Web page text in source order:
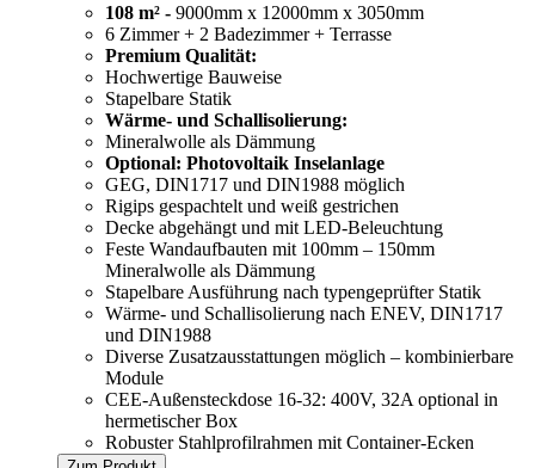
108 m² - 9000mm x 12000mm x 3050mm
6 Zimmer + 2 Badezimmer + Terrasse
Premium Qualität:
Hochwertige Bauweise
Stapelbare Statik
Wärme- und Schallisolierung:
Mineralwolle als Dämmung
Optional: Photovoltaik Inselanlage
GEG, DIN1717 und DIN1988 möglich
Rigips gespachtelt und weiß gestrichen
Decke abgehängt und mit LED-Beleuchtung
Feste Wandaufbauten mit 100mm – 150mm
Mineralwolle als Dämmung
Stapelbare Ausführung nach typengeprüfter Statik
Wärme- und Schallisolierung nach ENEV, DIN1717
und DIN1988
Diverse Zusatzausstattungen möglich – kombinierbare
Module
CEE-Außensteckdose 16-32: 400V, 32A optional in
hermetischer Box
Robuster Stahlprofilrahmen mit Container-Ecken